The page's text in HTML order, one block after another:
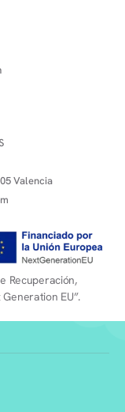
Valencia
Recuperación,
EU”.